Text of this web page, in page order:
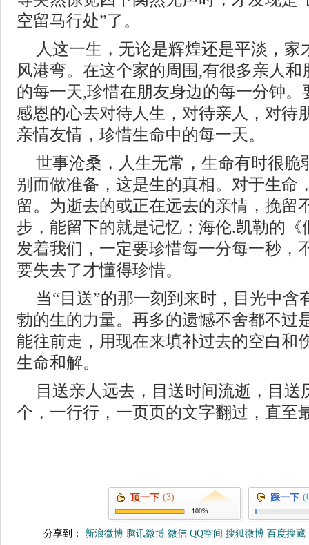
空留马行处”了。
人这一生，无论是辉煌还是平淡，
风港弯。在这个家的周围,有很多亲人
的每一天,珍惜在朋友身边的每一分钟
感恩的心去对待人生，对待亲人，对待
亲情友情，珍惜生命中的每一天。
世事沧桑，人生无常，生命有时很脆
别而做准备，这是生的真相。对于生命
留。为逝去的或正在远去的亲情，挽留
步，能留下的就是记忆；海伦.凯勒的
发着我们，一定要珍惜每一分每一秒，
要失去了才懂得珍惜。
当“目送”的那一刻到来时，目光中含
勃的生的力量。再多的遗憾不舍都不过
能往前走，用现在来填补过去的空白和
生命和解。
目送亲人远去，目送时间流逝，目送
个，一行行，一页页的文字翻过，直
顶一下 (3)
100%
踩一下
分享到： 新浪微博 腾讯微博 微信 QQ空间 搜狐微博 百度搜藏